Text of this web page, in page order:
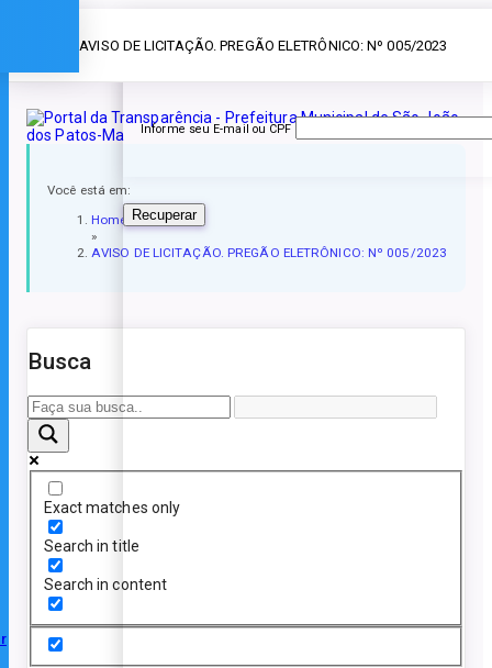
» AVISO DE LICITAÇÃO. PREGÃO ELETRÔNICO: Nº 005/2023
Você está em:
Home
»
AVISO DE LICITAÇÃO. PREGÃO ELETRÔNICO: Nº 005/2023
Busca
Exact matches only
Search in title
Search in content
Informe seu E-mail ou CPF
Recuperar